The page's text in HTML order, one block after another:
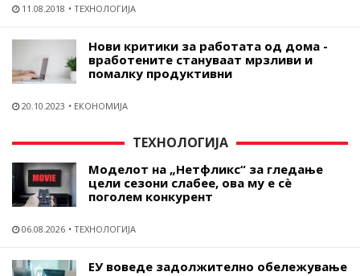
11.08.2018 ТЕХНОЛОГИЈА
Нови критики за работата од дома -
вработените стануваат мрзливи и
помалку продуктивни
20.10.2023 ЕКОНОМИЈА
ТЕХНОЛОГИЈА
Моделот на „Нетфликс“ за гледање
цели сезони слабее, ова му е сѐ
поголем конкурент
06.08.2026 ТЕХНОЛОГИЈА
ЕУ воведе задолжително обележување